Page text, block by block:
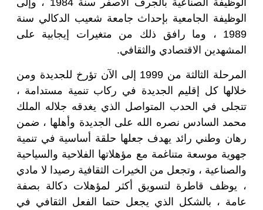
الوظيفة الصناعية بالجرف الأصفر سنة 1984 ، وإلى
الوظيفة الجامعية بإحداث جامعة شعيب الدكالي سنة
1989 ، وما رافق ذلك من متغيرات إيجابية على
المشهدين الاقتصادي والثقافي.
المرحلة الثالثة من 1999 إلى الآن تؤرخ للجديدة ومن
خلالها كل إقليم الجديدة في ركاب تنمية مستدامة ،
تتجلى في الحدب المتواصل الذي يغدقه جلاله الملك
محمد السادس نصره الله على الجديدة وأهلها ، ضمن
رهان وطني رائد يهدف جعلها حلقة أساسية في تنمية
جهوية موسعة متناغمة مع مؤهلاتها الفلاحية والسياحية
والصناعية ، وتجعل من الخيرات الثقافية رصيدا لا مادي
، يوظف قاطرة لتسويق أكثر لمؤهلات دكالة بصفة
عامة ، بالشكل الذي يجعل حتما الفعل الثقافي في